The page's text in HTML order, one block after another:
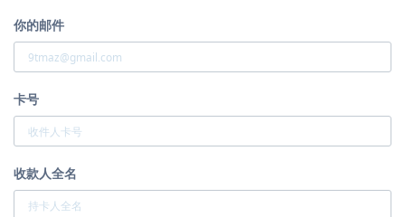
你的邮件
卡号
收款人全名